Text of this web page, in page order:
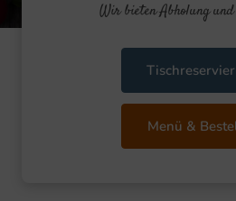
Wir bieten Abholung
Menü &